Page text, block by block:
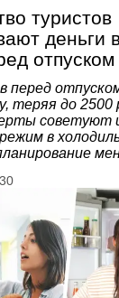
туристов
деньги
отпуском
перед
теряя до 2500
советуют
в